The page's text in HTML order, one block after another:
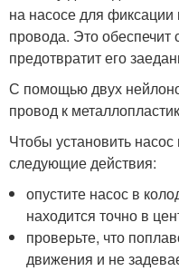
на насосе для
провода. Это
предотвратит его
С помощью двух
провод к
Чтобы установить
следующие действия:
опустите насос в
находится точно в
проверьте, что
движения и не